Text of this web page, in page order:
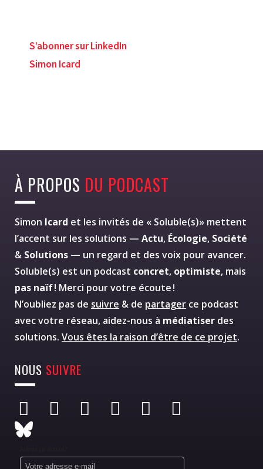
S’abonner sur LinkedIn
Simon Icard
À PROPOS DU PODCAST
Simon Icard et les invités de « Soluble(s)» mettent
l’accent sur les solutions — Actu, Écologie, Société
& Solutions — un regard et des voix pour avancer.
Soluble(s) est un podcast concret, optimiste, mais
pas naïf! Merci pour votre écoute !
N’oubliez pas de suivre & de partager ce podcast
avec votre réseau, aidez-nous à médiatiser des
solutions. Vous êtes la raison d’être de ce projet.
NOUS SUIVRE